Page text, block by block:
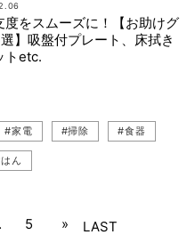
度をスムーズに！【お助けグ
】吸盤付プレート、床拭き
トetc.
#家電 #掃除 #食器
ん
5 » LAST